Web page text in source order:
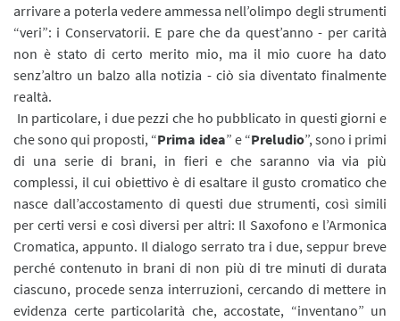
arrivare a poterla vedere ammessa nell’olimpo degli strumenti
“veri”: i Conservatorii. E pare che da quest’anno - per carità
non è stato di certo merito mio, ma il mio cuore ha dato
senz’altro un balzo alla notizia - ciò sia diventato finalmente
realtà.
In particolare, i due pezzi che ho pubblicato in questi giorni e
che sono qui proposti, “Prima idea” e “Preludio”, sono i primi
di una serie di brani, in fieri e che saranno via via più
complessi, il cui obiettivo è di esaltare il gusto cromatico che
nasce dall’accostamento di questi due strumenti, così simili
per certi versi e così diversi per altri: Il Saxofono e l’Armonica
Cromatica, appunto. Il dialogo serrato tra i due, seppur breve
perché contenuto in brani di non più di tre minuti di durata
ciascuno, procede senza interruzioni, cercando di mettere in
evidenza certe particolarità che, accostate, “inventano” un